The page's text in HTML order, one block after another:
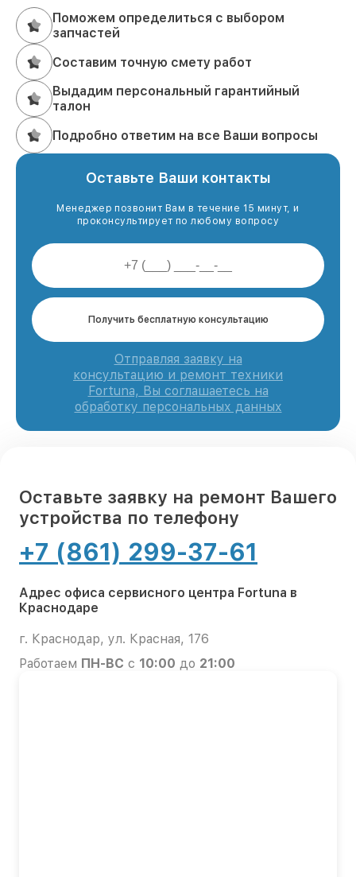
Поможем определиться с выбором
запчастей
Составим точную смету работ
Выдадим персональный гарантийный
талон
Подробно ответим на все Ваши вопросы
Оставьте Ваши контакты
Менеджер позвонит Вам в течение 15 минут, и
проконсультирует по любому вопросу
Получить бесплатную консультацию
Отправляя заявку на
консультацию и ремонт техники
Fortuna, Вы соглашаетесь на
обработку персональных данных
Оставьте заявку на ремонт Вашего
устройства по телефону
+7 (861) 299-37-61
Адрес офиса сервисного центра Fortuna в
Краснодаре
г. Краснодар, ул. Красная, 176
Работаем ПН-ВС с 10:00 до 21:00